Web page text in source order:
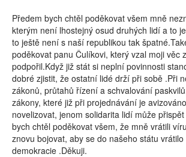
Předem bych chtěl poděkovat všem mně
kterým není lhostejný osud druhých lidí a to
to ještě není s naší republikou tak
poděkovat panu Čulíkovi, který vzal moji věc
podpořil.Když již stát si neplní povinnosti
dobré zjistit, že ostatní lidé drží při sobě .Při
zákonů, průtahů řízení a schvalování
zákony, které již při projednávání je
novelizovat, jenom solidarita lidí může
bych chtěl poděkovat všem, že mně vrátili
znovu bojovat, aby se do našeho státu vrátilo
demokracie .Děkuji.